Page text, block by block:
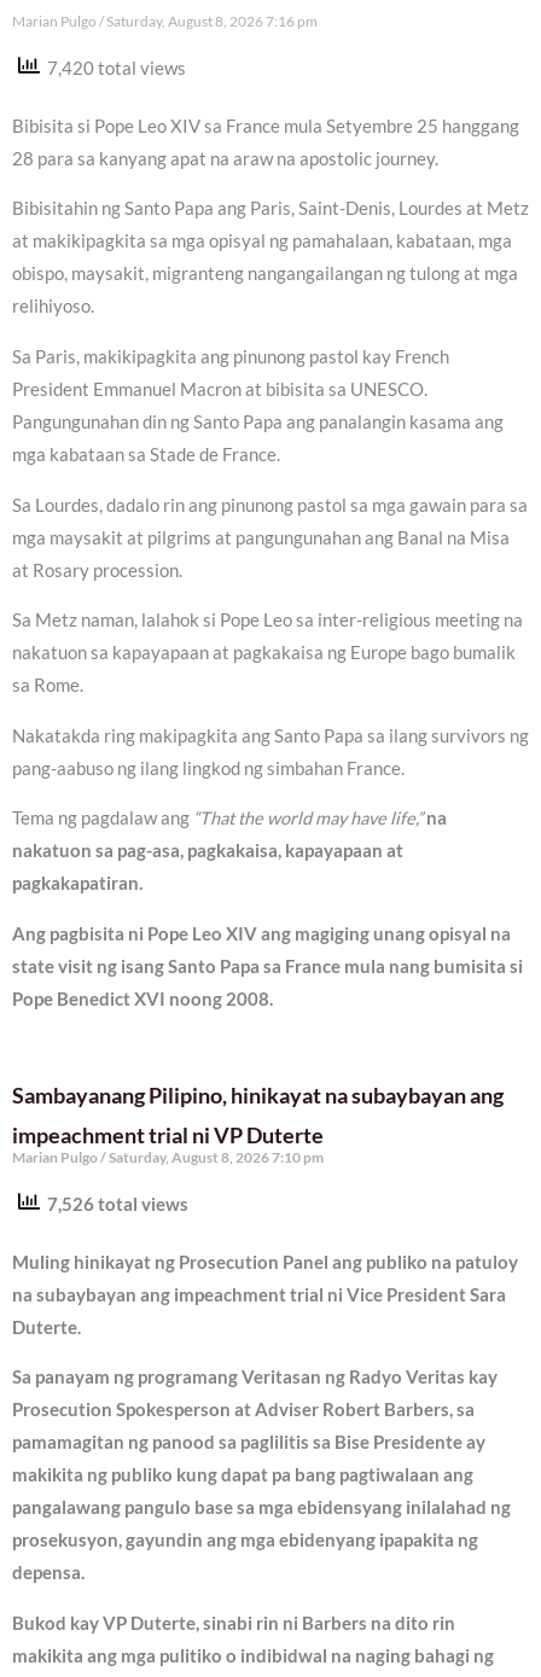
Marian Pulgo Saturday, August 8, 2026 7:16 pm
7,420 total views
Bibisita si Pope Leo XIV sa France mula Setyembre 25 hanggang
28 para sa kanyang apat na araw na apostolic journey.
Bibisitahin ng Santo Papa ang Paris, Saint-Denis, Lourdes at Metz
at makikipagkita sa mga opisyal ng pamahalaan, kabataan, mga
obispo, maysakit, migranteng nangangailangan ng tulong at mga
relihiyoso.
Sa Paris, makikipagkita ang pinunong pastol kay French
President Emmanuel Macron at bibisita sa UNESCO.
Pangungunahan din ng Santo Papa ang panalangin kasama ang
mga kabataan sa Stade de France.
Sa Lourdes, dadalo rin ang pinunong pastol sa mga gawain para sa
mga maysakit at pilgrims at pangungunahan ang Banal na Misa
at Rosary procession.
Sa Metz naman, lalahok si Pope Leo sa inter-religious meeting na
nakatuon sa kapayapaan at pagkakaisa ng Europe bago bumalik
sa Rome.
Nakatakda ring makipagkita ang Santo Papa sa ilang survivors ng
pang-aabuso ng ilang lingkod ng simbahan France.
Tema ng pagdalaw ang “That the world may have life,”na
nakatuon sa pag-asa, pagkakaisa, kapayapaan at
pagkakapatiran.
Ang pagbisita ni Pope Leo XIV ang magiging unang opisyal na
state visit ng isang Santo Papa sa France mula nang bumisita si
Pope Benedict XVI noong 2008.
Sambayanang Pilipino, hinikayat na subaybayan ang
impeachment trial ni VP Duterte
Marian Pulgo Saturday, August 8, 2026 7:10 pm
7,526 total views
Muling hinikayat ng Prosecution Panel ang publiko na patuloy
na subaybayan ang impeachment trial ni Vice President Sara
Duterte.
Sa panayam ng programang Veritasan ng Radyo Veritas kay
Prosecution Spokesperson at Adviser Robert Barbers, sa
pamamagitan ng panood sa paglilitis sa Bise Presidente ay
makikita ng publiko kung dapat pa bang pagtiwalaan ang
pangalawang pangulo base sa mga ebidensyang inilalahad ng
prosekusyon, gayundin ang mga ebidenyang ipapakita ng
depensa.
Bukod kay VP Duterte, sinabi rin ni Barbers na dito rin
makikita ang mga pulitiko o indibidwal na naging bahagi ng